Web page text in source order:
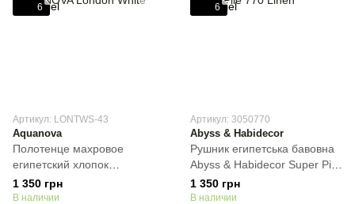
6
Артикул: LONTWS-43
Aquanova
Полотенце махровое
египетский хлопок
AQUANOVA London White,
Белый, 55х100 см, Для лица
1 350 грн
В наличии
6
Артикул: 3050770
Abyss & Habidecor
Рушник египетська бавовна
Abyss & Habidecor Super Pile
770 Linen, Бежевый, 30х50
см, Для рук
1 350 грн
В наличии